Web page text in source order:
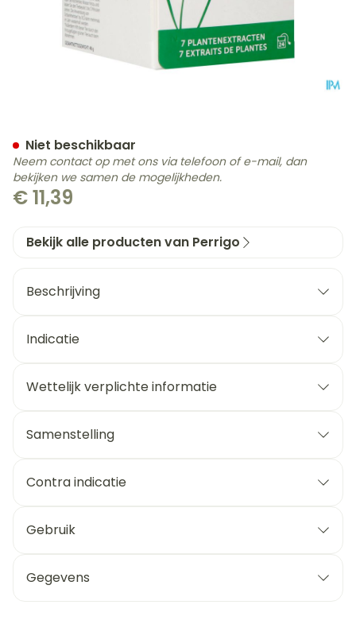
€ 11,39
Niet beschikbaar
Neem contact op met ons via telefoon of e-mail, dan
bekijken we samen de mogelijkheden.
Bekijk alle producten van Perrigo
Beschrijving
Indicatie
Wettelijk verplichte informatie
Samenstelling
Contra indicatie
Gebruik
Gegevens